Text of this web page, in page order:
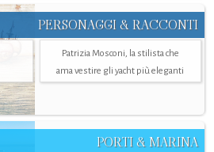
PERSONAGGI & RACCONTI
Patrizia Mosconi, la stilista che
ama vestire gli yacht più eleganti
PORTI & MARINA